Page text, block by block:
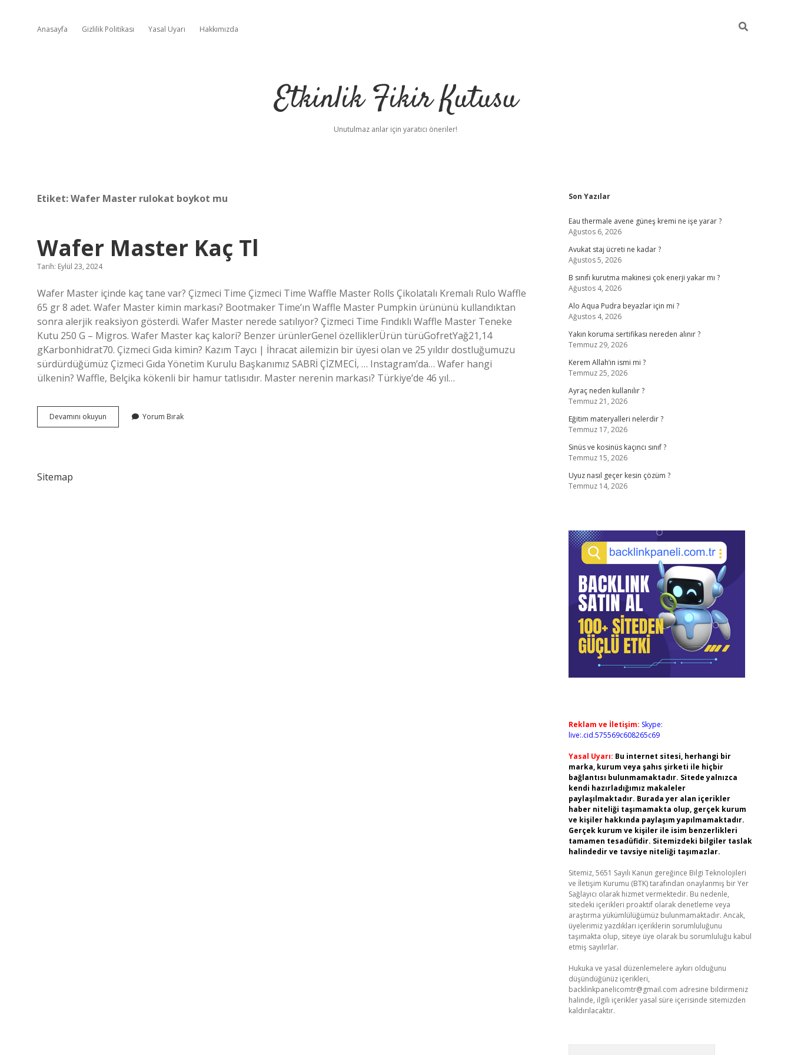
Anasayfa Gizlilik Politikası Yasal Uyarı Hakkımızda
Etkinlik Fikir Kutusu
Unutulmaz anlar için yaratıcı öneriler!
Etiket:Wafer Master rulokat boykot mu
Wafer Master Kaç Tl
Tarih: Eylül 23, 2024
Wafer Master içinde kaç tane var? Çizmeci Time Çizmeci Time Waffle Master Rolls Çikolatalı Kremalı Rulo Waffle
65 gr 8 adet. Wafer Master kimin markası? Bootmaker Time’ın Waffle Master Pumpkin ürününü kullandıktan
sonra alerjik reaksiyon gösterdi. Wafer Master nerede satılıyor? Çizmeci Time Fındıklı Waffle Master Teneke
Kutu 250 G – Migros. Wafer Master kaç kalori? Benzer ürünlerGenel özelliklerÜrün türüGofretYağ21,14
gKarbonhidrat70. Çizmeci Gıda kimin? Kazım Taycı | İhracat ailemizin bir üyesi olan ve 25 yıldır dostluğumuzu
sürdürdüğümüz Çizmeci Gıda Yönetim Kurulu Başkanımız SABRİ ÇİZMECİ, … Instagram’da… Wafer hangi
ülkenin? Waffle, Belçika kökenli bir hamur tatlısıdır. Master nerenin markası? Türkiye’de 46 yıl…
Devamını okuyun
Master
Yorum Bırak
Sitemap
Sidebar
Son Yazılar
Eau thermale avene güneş kremi ne işe yarar ?
Ağustos 6, 2026
Avukat staj ücreti ne kadar ?
Ağustos 5, 2026
B sınıfı kurutma makinesi çok enerji yakar mı ?
Ağustos 4, 2026
Alo Aqua Pudra beyazlar için mi ?
Ağustos 4, 2026
Yakın koruma sertifikası nereden alınır ?
Temmuz 29, 2026
Kerem Allah’ın ismi mi ?
Temmuz 25, 2026
Ayraç neden kullanılır ?
Temmuz 21, 2026
Eğitim materyalleri nelerdir ?
Temmuz 17, 2026
Sinüs ve kosinüs kaçıncı sınıf ?
Temmuz 15, 2026
Uyuz nasıl geçer kesin çözüm ?
Temmuz 14, 2026
Reklam ve İletişim: Skype:
live:.cid.575569c608265c69
Yasal Uyarı: Bu internet sitesi, herhangi bir
marka, kurum veya şahıs şirketi ile hiçbir
bağlantısı bulunmamaktadır. Sitede yalnızca
kendi hazırladığımız makaleler
paylaşılmaktadır. Burada yer alan içerikler
haber niteliği taşımamakta olup, gerçek kurum
ve kişiler hakkında paylaşım yapılmamaktadır.
Gerçek kurum ve kişiler ile isim benzerlikleri
tamamen tesadüfidir. Sitemizdeki bilgiler taslak
halindedir ve tavsiye niteliği taşımazlar.
Sitemiz, 5651 Sayılı Kanun gereğince Bilgi Teknolojileri
ve İletişim Kurumu (BTK) tarafından onaylanmış bir Yer
Sağlayıcı olarak hizmet vermektedir. Bu nedenle,
sitedeki içerikleri proaktif olarak denetleme veya
araştırma yükümlülüğümüz bulunmamaktadır. Ancak,
üyelerimiz yazdıkları içeriklerin sorumluluğunu
taşımakta olup, siteye üye olarak bu sorumluluğu kabul
etmiş sayılırlar.
Hukuka ve yasal düzenlemelere aykırı olduğunu
düşündüğünüz içerikleri,
backlinkpanelicomtr@gmail.com adresine bildirmeniz
halinde, ilgili içerikler yasal süre içerisinde sitemizden
kaldırılacaktır.